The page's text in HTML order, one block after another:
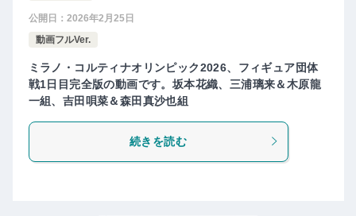
公開日： 2026年2月25日
動画フルVer.
ミラノ・コルティナオリンピック2026、フィギュア団体
戦1日目完全版の動画です。坂本花織、三浦璃来＆木原龍
一組、吉田唄菜＆森田真沙也組
続きを読む